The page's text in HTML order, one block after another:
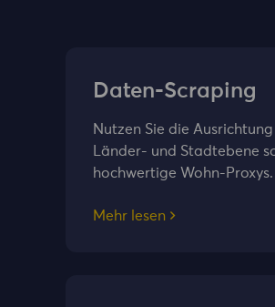
Daten-Scraping
Nutzen Sie die
Länder- und Stadtebene
hochwertige Wohn-Proxys.
Mehr lesen